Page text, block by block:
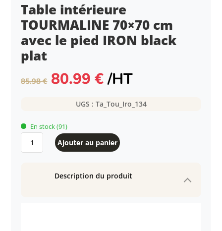
Table intérieure
TOURMALINE 70×70 cm
avec le pied IRON black
plat
85.98€ Le
prix
initial
était :
85.98 €.
80.99€Le
prix
actuel
est :
/HT
UGS : Ta_Tou_Iro_134
En stock(91)
Ajouter au panier
Description du produit